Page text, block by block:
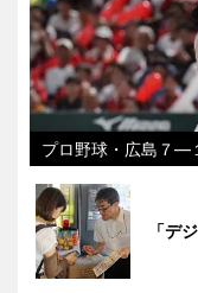
プロ野球・広島７―
「デ